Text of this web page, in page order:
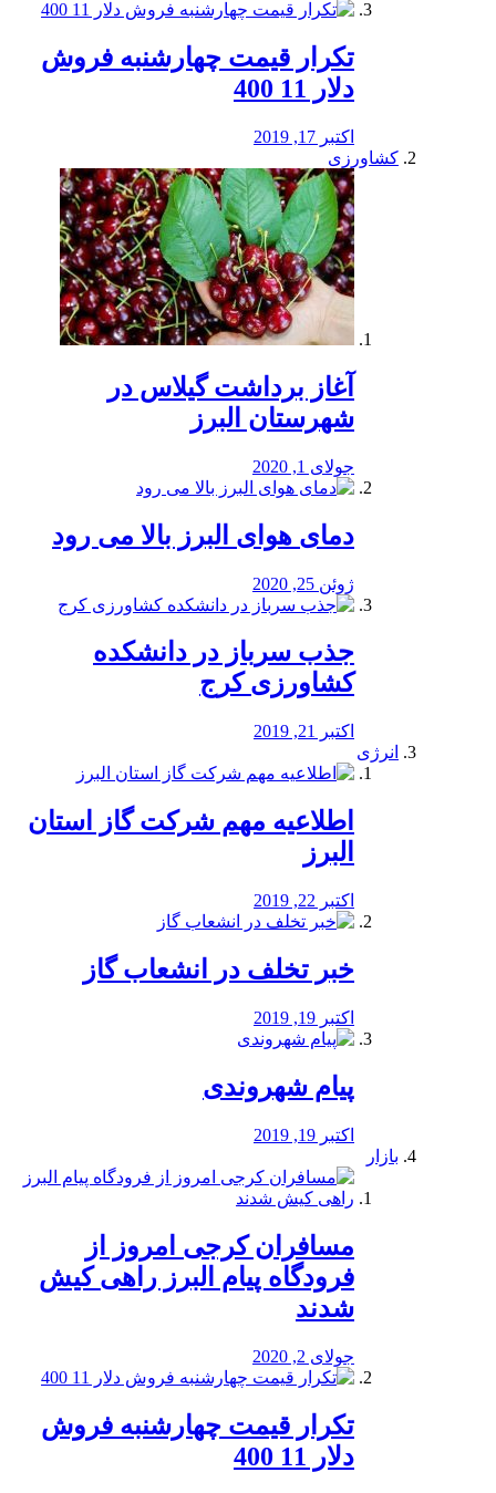
تکرار قیمت چهارشنبه فروش
دلار 11 400
اکتبر 17, 2019
کشاورزی
آغاز برداشت گیلاس در
شهرستان البرز
جولای 1, 2020
دمای هوای البرز بالا می رود
ژوئن 25, 2020
جذب سرباز در دانشکده
کشاورزی کرج
اکتبر 21, 2019
انرژی
️اطلاعیه مهم شرکت گاز استان
البرز
اکتبر 22, 2019
خبر تخلف در انشعاب گاز
اکتبر 19, 2019
پیام شهروندی
اکتبر 19, 2019
بازار
مسافران کرجی امروز از
فرودگاه پیام البرز راهی کیش
شدند
جولای 2, 2020
تکرار قیمت چهارشنبه فروش
دلار 11 400